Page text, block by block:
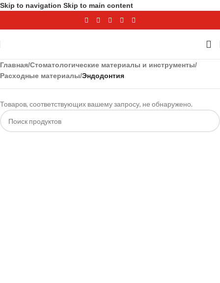
Skip to navigation Skip to main content
Главная/Стоматологические материалы и инструменты/
Расходные материалы/Эндодонтия
Товаров, соответствующих вашему запросу, не обнаружено.